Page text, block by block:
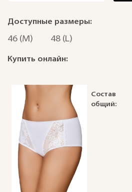
Доступные размеры:
46 (M) 48 (L)
Купить онлайн:
Состав
общий: